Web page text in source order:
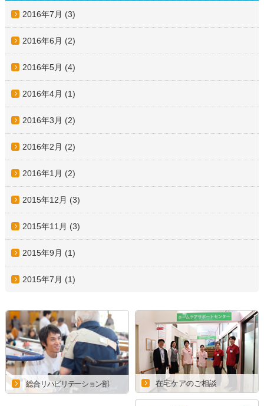
2016年7月 (3)
2016年6月 (2)
2016年5月 (4)
2016年4月 (1)
2016年3月 (2)
2016年2月 (2)
2016年1月 (2)
2015年12月 (3)
2015年11月 (3)
2015年9月 (1)
2015年7月 (1)
総合リハビリテーション部 在宅ケアのご相談